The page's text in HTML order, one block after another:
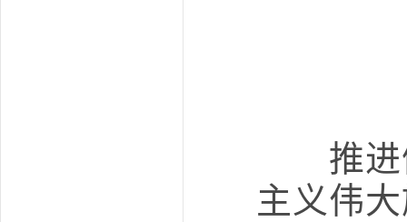
推进健
主义伟